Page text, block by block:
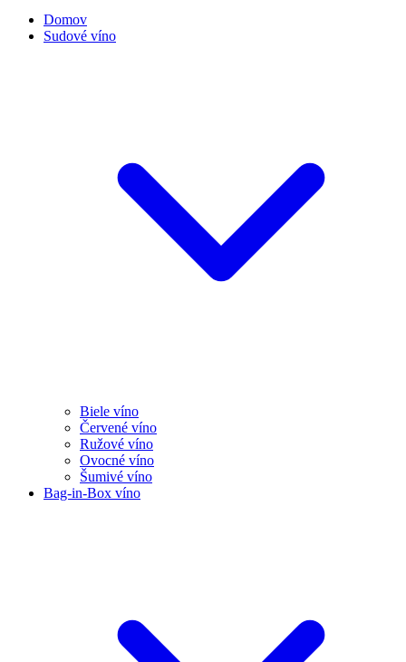
Domov
Sudové víno
Biele víno
Červené víno
Ružové víno
Ovocné víno
Šumivé víno
Bag-in-Box víno